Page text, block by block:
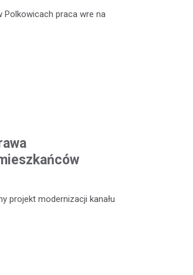
Polkowicach praca wre na
projekt modernizacji kanału